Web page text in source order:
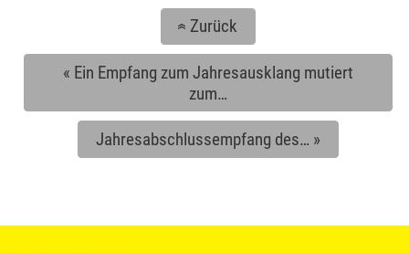
«Zurück
« Ein Empfang zum Jahresausklang mutiert
zum…
Jahresabschlussempfang des… »